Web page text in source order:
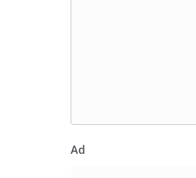
Ad